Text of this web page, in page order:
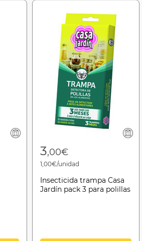
3,00€
1,00€/unidad
Insecticida trampa Casa
Jardín pack 3 para polillas